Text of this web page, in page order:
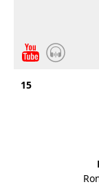
15